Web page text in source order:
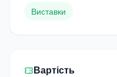
Виставки
Вартість